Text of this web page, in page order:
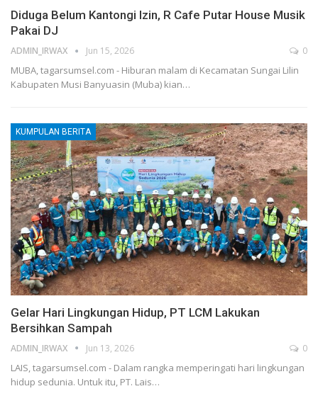
Diduga Belum Kantongi Izin, R Cafe Putar House Musik
Pakai DJ
ADMIN_IRWAX Jun 15, 2026 0
MUBA, tagarsumsel.com - Hiburan malam di Kecamatan Sungai Lilin
Kabupaten Musi Banyuasin (Muba) kian…
KUMPULAN BERITA
Gelar Hari Lingkungan Hidup, PT LCM Lakukan
Bersihkan Sampah
ADMIN_IRWAX Jun 13, 2026 0
LAIS, tagarsumsel.com - Dalam rangka memperingati hari lingkungan
hidup sedunia. Untuk itu, PT. Lais…